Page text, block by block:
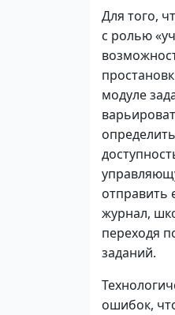
Для того,
с ролью
модуле
отправить
журнал,
переходя
заданий.
ошибок,